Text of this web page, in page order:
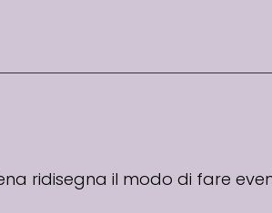
ridisegna il modo di fare